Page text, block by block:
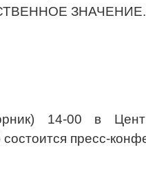
ЗНАЧЕНИЕ.
14-00 в
пресс-